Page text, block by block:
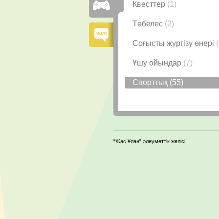
Квесттер (1)
Төбелес (2)
Соғысты жүргізу өнері
Ұшу ойындар (7)
Спорттық (55)
“Жас Ұлан” әлеуметтік желісі